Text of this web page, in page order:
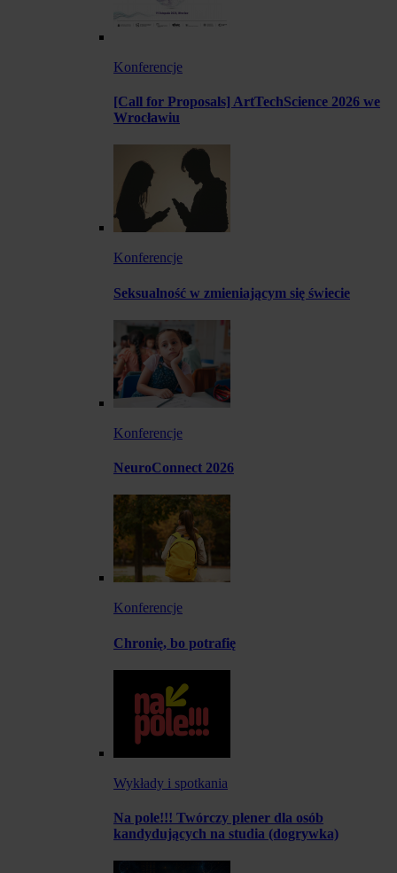
Konferencje
[Call for Proposals] ArtTechScience 2026 we
Wrocławiu
Konferencje
Seksualność w zmieniającym się świecie
Konferencje
NeuroConnect 2026
Konferencje
Chronię, bo potrafię
Wykłady i spotkania
Na pole!!! Twórczy plener dla osób
kandydujących na studia (dogrywka)